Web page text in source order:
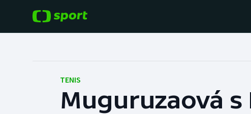
Hokej Baseball a softbal
TENIS
Muguruzaová